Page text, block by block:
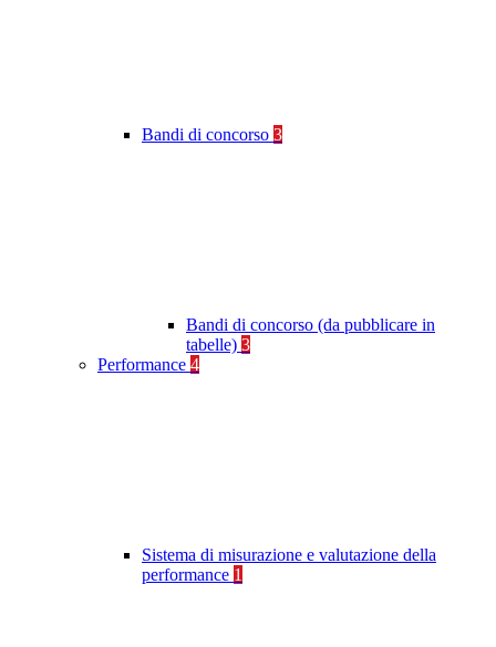
Bandi di concorso 3
Bandi di concorso (da pubblicare in
tabelle) 3
Performance 4
Sistema di misurazione e valutazione della
performance 1